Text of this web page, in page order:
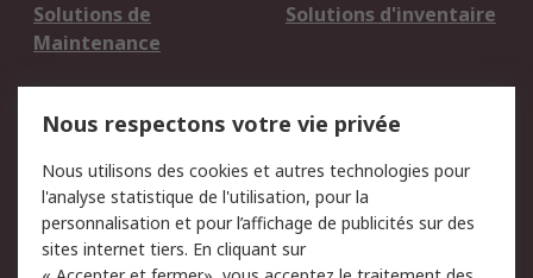
Solutions de
Maintenance
Solutions d'inventaire
du site
Politique de protection
des données - Mise à
jour
Sécurité des E-mails
Nous respectons votre vie privée
Nous utilisons des cookies et autres technologies pour
l'analyse statistique de l'utilisation, pour la
personnalisation et pour l’affichage de publicités sur des
sites internet tiers. En cliquant sur